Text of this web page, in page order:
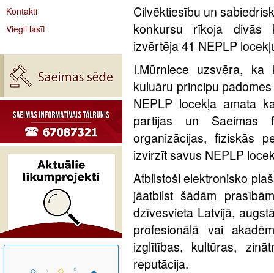
Kontakti
Viegli lasīt
Cilvēktiesību un
konkursu rīkoja divās
izvērtēja 41 NEPLP
I.Mūrniece uzsvēra, ka
kuluāru principu
NEPLP locekļa amata
partijas un Saeimas
organizācijas, fiziskās
izvirzīt savus NEPLP
Atbilstoši elektronisko
jāatbilst šādām
dzīvesvieta Latvijā,
profesionālā vai
izglītības, kultūras,
reputācija.